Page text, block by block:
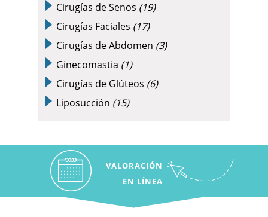
Cirugías de Senos (19)
Cirugías Faciales (17)
Cirugías de Abdomen (3)
Ginecomastia (1)
Cirugías de Glúteos (6)
Liposucción (15)
VALORACIÓN
EN LÍNEA